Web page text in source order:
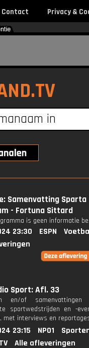
Contact Privacy &
Samenvatting Sparta
- Fortuna Sittard
is geen informatie
23:30 ESPN
Sport: Afl. 33
en/of
sportwedstrijden en -
met interviews en
23:15 NPO1
Alle afleveringen